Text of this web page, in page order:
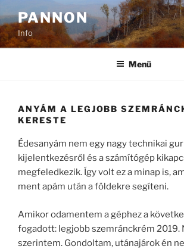
PANNON
Info
Menü
ANYÁM A LEGJOBB
KERESTE
Édesanyám nem egy nagy technikai
kijelentkezésről és a számítógép
megfeledkezik. Így volt ez a minap is,
ment apám után a földekre segíteni.
Amikor odamentem a géphez a
fogadott: legjobb szemránckrém 2019.
szerintem. Gondoltam, utánajárok én